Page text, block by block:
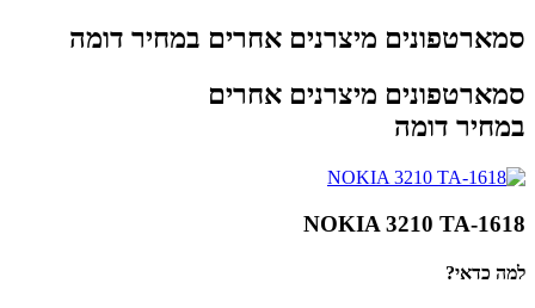
סמארטפונים מיצרנים אחרים במחיר דומה
סמארטפונים מיצרנים אחרים
במחיר דומה
NOKIA 3210 TA-1618
למה כדאי?